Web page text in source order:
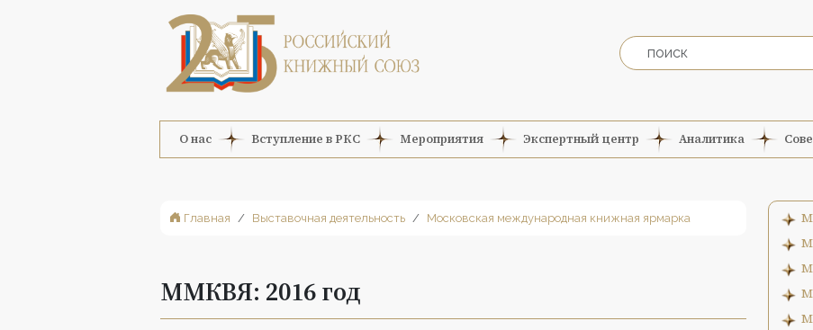
О нас Вступление в РКС Мероприятия Экспертный центр Аналитика
Главная Выставочная деятельность Московская международная книжная ярмарка
ММКВЯ: 2016 год